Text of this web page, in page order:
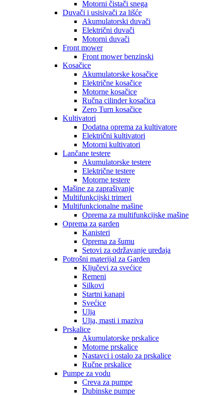
Motorni čistači snega
Duvači i usisivači za lišće
Akumulatorski duvači
Električni duvači
Motorni duvači
Front mower
Front mower benzinski
Kosačice
Akumulatorske kosačice
Električne kosačice
Motorne kosačice
Ručna cilinder kosačica
Zero Turn kosačice
Kultivatori
Dodatna oprema za kultivatore
Električni kultivatori
Motorni kultivatori
Lančane testere
Akumulatorske testere
Električne testere
Motorne testere
Mašine za zaprašivanje
Multifunkcijski trimeri
Multifunkcionalne mašine
Oprema za multifunkcijske mašine
Oprema za garden
Kanisteri
Oprema za šumu
Setovi za održavanje uređaja
Potrošni materijal za Garden
Ključevi za svećice
Remeni
Silkovi
Startni kanapi
Svećice
Ulja
Ulja, masti i maziva
Prskalice
Akumulatorske prskalice
Motorne prskalice
Nastavci i ostalo za prskalice
Ručne prskalice
Pumpe za vodu
Creva za pumpe
Dubinske pumpe